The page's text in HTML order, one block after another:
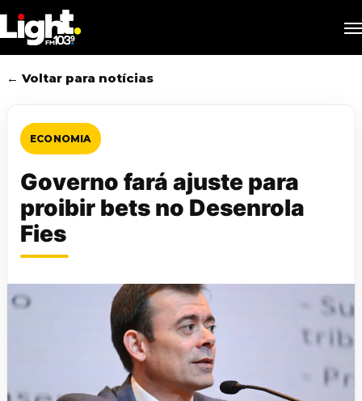
to
main
content
← Voltar para notícias
ECONOMIA
Governo fará ajuste para
proibir bets no Desenrola
Fies